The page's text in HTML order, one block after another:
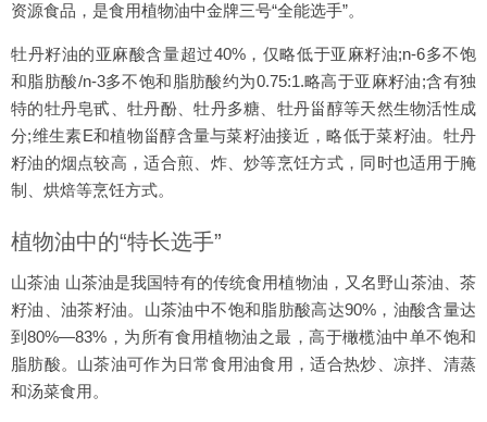
资源食品，是食用植物油中金牌三号“全能选手”。
牡丹籽油的亚麻酸含量超过40%，仅略低于亚麻籽油;n-6多不饱
和脂肪酸/n-3多不饱和脂肪酸约为0.75:1.略高于亚麻籽油;含有独
特的牡丹皂甙、牡丹酚、牡丹多糖、牡丹甾醇等天然生物活性成
分;维生素E和植物甾醇含量与菜籽油接近，略低于菜籽油。牡丹
籽油的烟点较高，适合煎、炸、炒等烹饪方式，同时也适用于腌
制、烘焙等烹饪方式。
植物油中的“特长选手”
山茶油 山茶油是我国特有的传统食用植物油，又名野山茶油、茶
籽油、油茶籽油。山茶油中不饱和脂肪酸高达90%，油酸含量达
到80%—83%，为所有食用植物油之最，高于橄榄油中单不饱和
脂肪酸。山茶油可作为日常食用油食用，适合热炒、凉拌、清蒸
和汤菜食用。